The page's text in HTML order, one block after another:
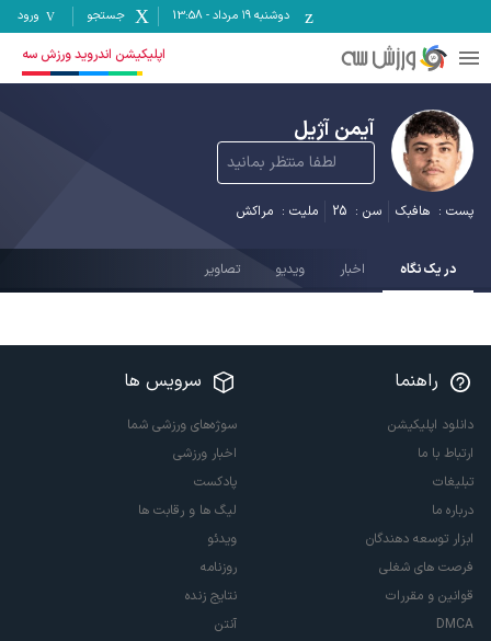
دوشنبه ۱۹ مرداد -
13:58 جستجو ورود
اپلیکیشن اندروید ورزش سه
آیمن آژیل
لطفا منتظر بمانید
پست : هافبک سن : 25 ملیت : مراکش
در یک نگاه اخبار ویدیو تصاویر
راهنما
دانلود اپلیکیشن
ارتباط با ما
تبلیغات
درباره ما
ابزار توسعه دهندگان
فرصت های شغلی
قوانین و مقررات
DMCA
سرویس ها
سوژه‌های ورزشی شما
اخبار ورزشی
پادکست
لیگ ها و رقابت ها
ویدئو
روزنامه
نتایج زنده
آنتن